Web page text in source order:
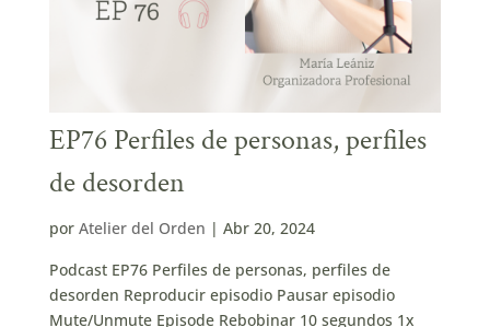
EP76 Perfiles de personas, perfiles
de desorden
por Atelier del Orden | Abr 20, 2024
Podcast EP76 Perfiles de personas, perfiles de
desorden Reproducir episodio Pausar episodio
Mute/Unmute Episode Rebobinar 10 segundos 1x